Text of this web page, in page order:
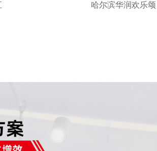
哈尔滨华润欢乐颂